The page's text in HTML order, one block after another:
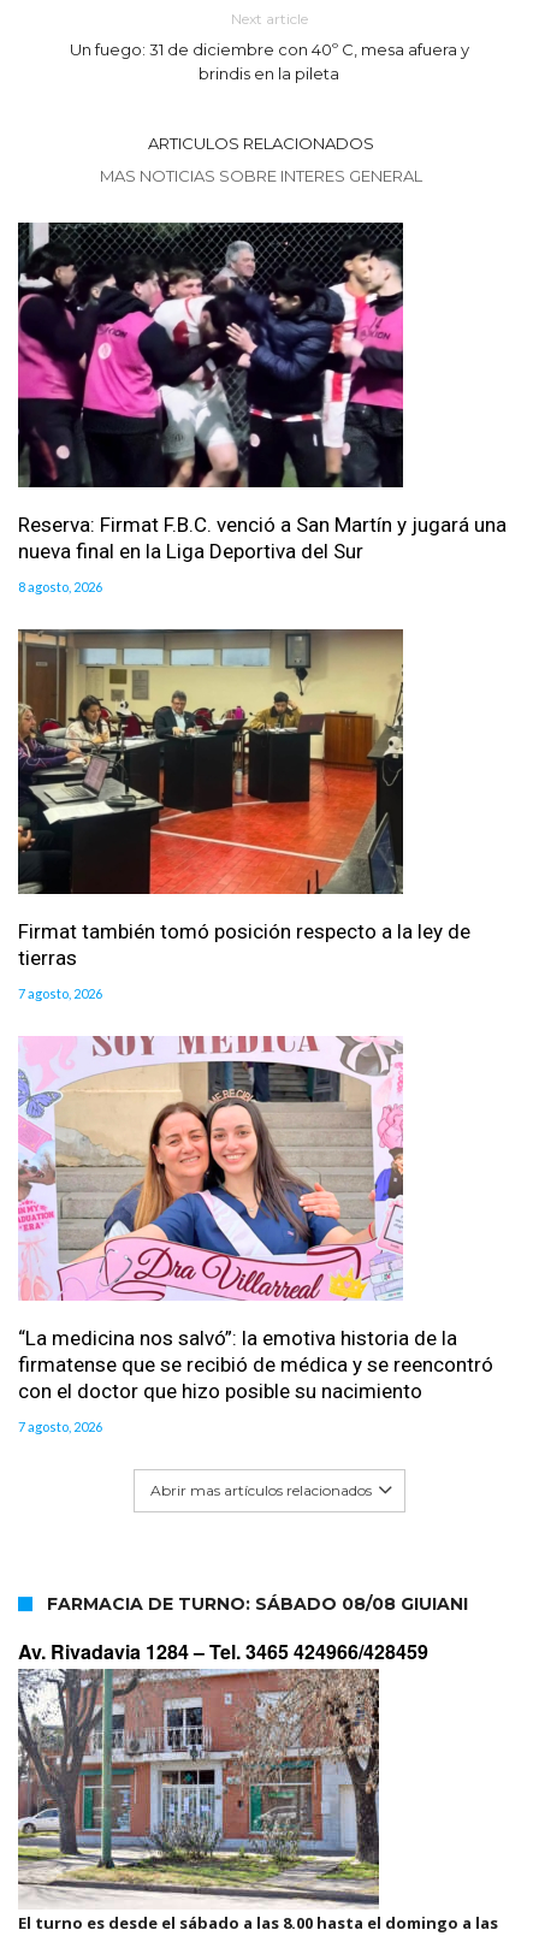
Next article
Un fuego: 31 de diciembre con 40º C, mesa afuera y
brindis en la pileta
ARTICULOS RELACIONADOS
MAS NOTICIAS SOBRE INTERES GENERAL
Reserva: Firmat F.B.C. venció a San Martín y jugará una
nueva final en la Liga Deportiva del Sur
8 agosto, 2026
Firmat también tomó posición respecto a la ley de
tierras
7 agosto, 2026
“La medicina nos salvó”: la emotiva historia de la
firmatense que se recibió de médica y se reencontró
con el doctor que hizo posible su nacimiento
7 agosto, 2026
Abrir mas artículos relacionados
FARMACIA DE TURNO: SÁBADO 08/08 GIUIANI
Av. Rivadavia 1284 –Tel. 3465 424966/428459
El turno es desde el sábado a las 8.00 hasta el domingo a las